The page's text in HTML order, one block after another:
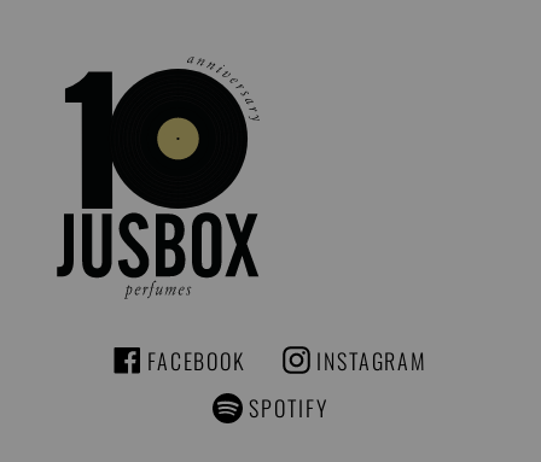
FACEBOOK
FACEBOOK INSTAGRAM
INSTAGRAM
SPOTIFY